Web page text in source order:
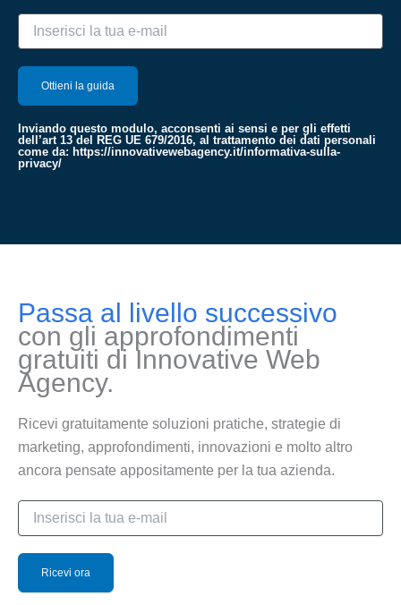
Inviando questo modulo, acconsenti ai sensi e per gli effetti
dell’art 13 del REG UE 679/2016, al trattamento dei dati personali
come da: https://innovativewebagency.it/informativa-sulla-
privacy/
Passa al livello successivo
con gli approfondimenti
gratuiti di Innovative Web
Agency.
Ricevi gratuitamente soluzioni pratiche, strategie di
marketing, approfondimenti, innovazioni e molto altro
ancora pensate appositamente per la tua azienda.